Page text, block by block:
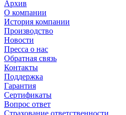
Архив
О компании
История компании
Производство
Новости
Пресса о нас
Обратная связь
Контакты
Поддержка
Гарантия
Сертификаты
Вопрос ответ
Страхование ответственности